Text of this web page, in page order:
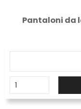
Pantaloni da